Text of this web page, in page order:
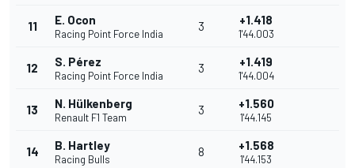
11 E. Ocon
Racing Point Force India
3 +1.418
1'44.003
12 S. Pérez
Racing Point Force India
3 +1.419
1'44.004
13 N. Hülkenberg
Renault F1 Team
3 +1.560
1'44.145
14 B. Hartley
Racing Bulls
8 +1.568
1'44.153